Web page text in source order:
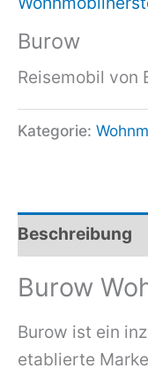
Burow
Reisemobil von
Kategorie:
Beschreibung
Burow
Burow ist ein
etablierte